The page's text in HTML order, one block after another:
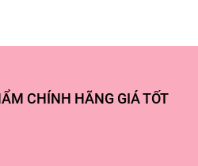
Đối với những vùng da nhạy cảm
Japan
CHÍNH HÃNG GIÁ TỐT